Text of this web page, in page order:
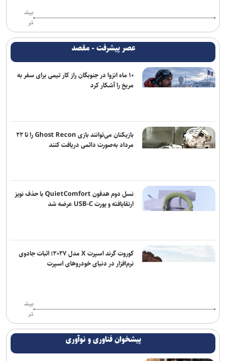
پژوهشگران با هوش مصنوعی ویروس‌های جدید باکتری‌خوار ساختند
رسانه، نهاد پنجم معماری نوین معاونت علمی است
اس‌کی هاینیکس برای ساخت دو کارخانه جدید تراشه، ۳۸ میلیارد دلار
سرمایه‌گذاری کرد
فناوری چگونه دقت و سرعت خدمات پستی را افزایش می‌دهد؟
بیش
تر
عصر پیشرفت - مقصد
۱۰ ماه انزوا در جنوبگان راز کار تیمی برای سفر به
مریخ را آشکار کرد
بازیکنان می‌توانند بازی Ghost Recon را تا ۲۲
مرداد به‌صورت دائمی دریافت کنند
نسل دوم هدفون QuietComfort با حذف نویز
ارتقایافته و پورت USB-C عرضه شد
کوروت گرند اسپرت X مدل ۲۰۲۷؛ اثبات جادوی
نرم‌افزار در دنیای خودروهای اسپرت
بیش
تر
پیشخوان فناوری و نوآوری